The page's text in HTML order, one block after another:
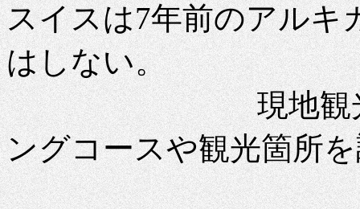
スイスは7年前のアルキ
はしない。
現地観光局の
ングコースや観光箇所